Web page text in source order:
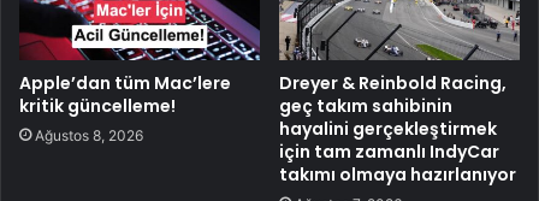
Apple’dan tüm Mac’lere
kritik güncelleme!
Ağustos 8, 2026
Dreyer & Reinbold Racing,
geç takım sahibinin
hayalini gerçekleştirmek
için tam zamanlı IndyCar
takımı olmaya hazırlanıyor